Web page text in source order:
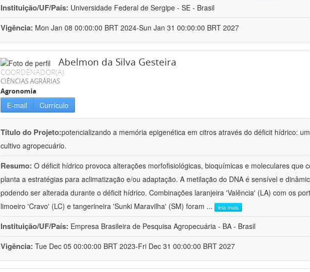
Instituição/UF/País: Universidade Federal de Sergipe - SE - Brasil
Vigência: Mon Jan 08 00:00:00 BRT 2024-Sun Jan 31 00:00:00 BRT 2027
Abelmon da Silva Gesteira
COORDENADOR(A)
CIÊNCIAS AGRÁRIAS
Agronomia
E-mail Currículo
Título do Projeto:potencializando a memória epigenética em citros através do déficit hídrico:
cultivo agropecuário.
Resumo: O déficit hídrico provoca alterações morfofisiológicas, bioquímicas e moleculares que
planta a estratégias para aclimatização e/ou adaptação. A metilação do DNA é sensível e
podendo ser alterada durante o déficit hídrico. Combinações laranjeira 'Valência' (LA) com os
limoeiro 'Cravo' (LC) e tangerineira 'Sunki Maravilha' (SM) foram ... leia mais
Instituição/UF/País: Empresa Brasileira de Pesquisa Agropecuária - BA - Brasil
Vigência: Tue Dec 05 00:00:00 BRT 2023-Fri Dec 31 00:00:00 BRT 2027